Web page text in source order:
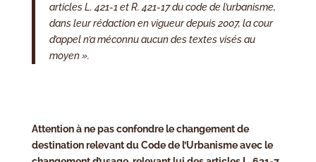
articles L. 421-1 et R. 421-17 du code de l’urbanisme,
dans leur rédaction en vigueur depuis 2007, la cour
d’appel n’a méconnu aucun des textes visés au
moyen ».
Attention à ne pas confondre le changement de
destination relevant du Code de l’Urbanisme avec le